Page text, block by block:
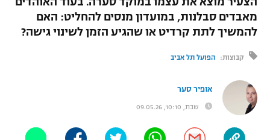
לוח שידורים
"מעל הליגה" – פודקאסט
"מחצית בשכונה" – פודקאסט
הפועל באר שבע
מכבי נתניה
בני יהודה
ליגה ברזילאית
אגרוף
היאבקות WWE
אופניים
מאבדים סבלנות, במועדון מנסים להחליט: האם
להמשיך לתת קרדיט או שהגיע הזמן לשינוי גישה?
קבוצות: הפועל תל אביב
אופיר סער
שבת, 10:10, 09.05.26